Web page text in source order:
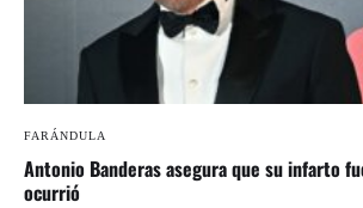
FARÁNDULA
Antonio Banderas asegura que su infarto
ocurrió